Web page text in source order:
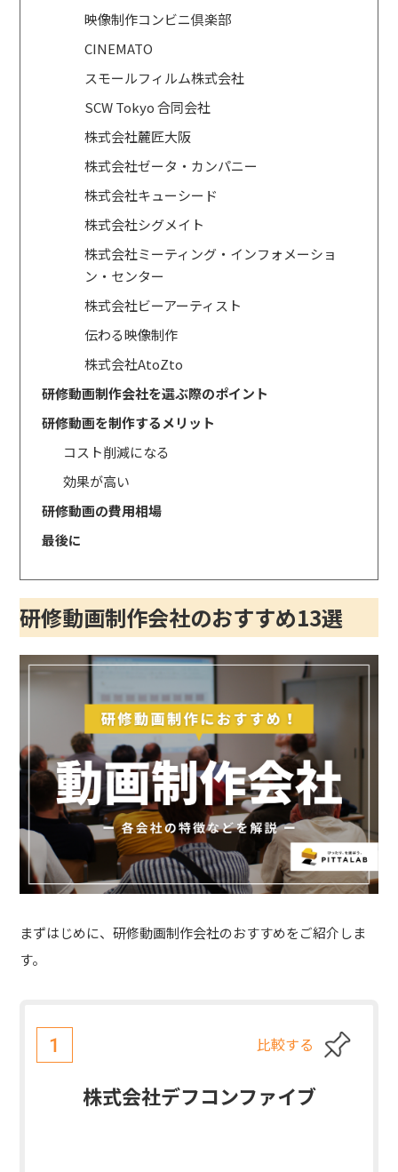
映像制作コンビニ倶楽部
CINEMATO
スモールフィルム株式会社
SCW Tokyo 合同会社
株式会社麓匠大阪
株式会社ゼータ・カンパニー
株式会社キューシード
株式会社シグメイト
株式会社ミーティング・インフォメーショ
ン・センター
株式会社ビーアーティスト
伝わる映像制作
株式会社AtoZto
研修動画制作会社を選ぶ際のポイント
研修動画を制作するメリット
コスト削減になる
効果が高い
研修動画の費用相場
最後に
研修動画制作会社のおすすめ13選
まずはじめに、研修動画制作会社のおすすめをご紹介しま
す。
1 比較する
株式会社デフコンファイブ